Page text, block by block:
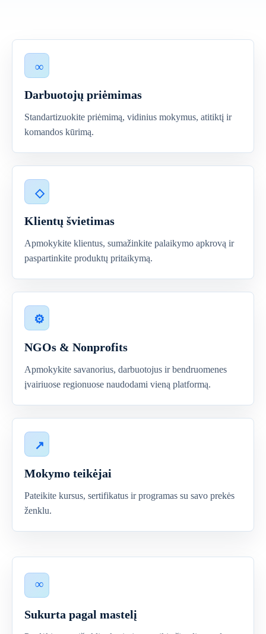
Darbuotojų priėmimas
Standartizuokite priėmimą, vidinius mokymus, atitiktį ir
komandos kūrimą.
Klientų švietimas
Apmokykite klientus, sumažinkite palaikymo apkrovą ir
paspartinkite produktų pritaikymą.
NGOs & Nonprofits
Apmokykite savanorius, darbuotojus ir bendruomenes
įvairiuose regionuose naudodami vieną platformą.
Mokymo teikėjai
Pateikite kursus, sertifikatus ir programas su savo prekės
ženklu.
Sukurta pagal mastelį